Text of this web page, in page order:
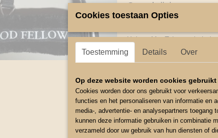
Omschrijving
Halster Met Tekst zacht
op meerdere plaatsen
Maat Neusomvang Rond
Kopstuk Klein 49cm te
Bakstuk 11cm
Cookies toestaan Opties
Toestemming Details Over
Op deze website worden cookies gebruikt
Cookies worden door ons gebruikt voor
functies en het personaliseren van informatie en
media-, advertentie- en analysepartners toegang
kunnen deze informatie gebruiken in combinatie
verzameld door uw gebruik van hun diensten of